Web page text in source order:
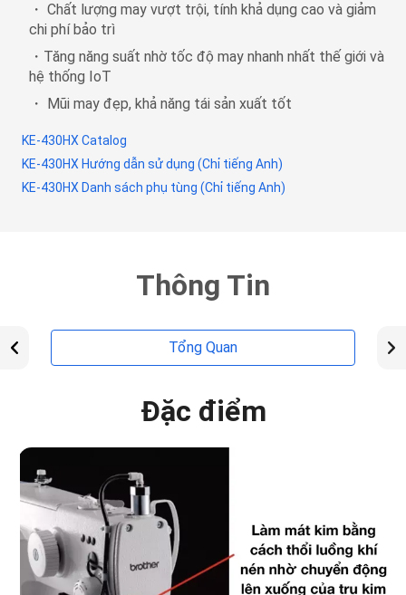
・ Chất lượng may vượt trội, tính khả dụng cao và giảm
chi phí bảo trì
・Tăng năng suất nhờ tốc độ may nhanh nhất thế giới và
hệ thống IoT
・ Mũi may đẹp, khả năng tái sản xuất tốt
KE-430HX Catalog
KE-430HX Hướng dẫn sử dụng (Chỉ tiếng Anh)
KE-430HX Danh sách phụ tùng (Chỉ tiếng Anh)
Thông Tin
Tổng Quan
Đặc điểm